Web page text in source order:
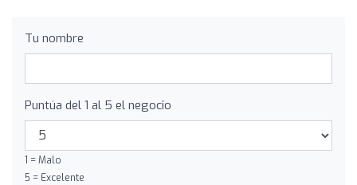
Tu nombre
Puntúa del 1 al 5 el negocio
1 = Malo
5 = Excelente